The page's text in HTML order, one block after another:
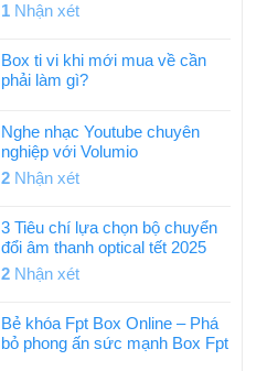
1 Nhận xét
Box ti vi khi mới mua về cần
phải làm gì?
Nghe nhạc Youtube chuyên
nghiệp với Volumio
2 Nhận xét
3 Tiêu chí lựa chọn bộ chuyển
đổi âm thanh optical tết 2025
2 Nhận xét
Bẻ khóa Fpt Box Online – Phá
bỏ phong ấn sức mạnh Box Fpt